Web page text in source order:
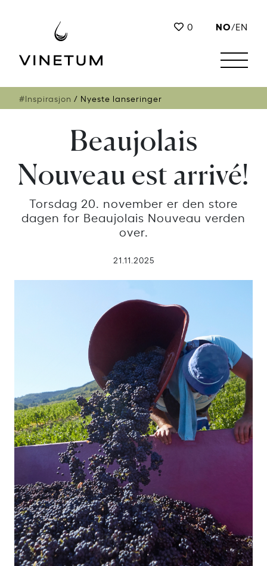
0 NO/EN
#Inspirasjon Nyeste lanseringer
Beaujolais
Nouveau est arrivé!
Torsdag 20. november er den store
dagen for Beaujolais Nouveau verden
over.
21.11.2025